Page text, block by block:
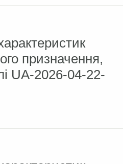
призначення,
UA-2026-04-22-